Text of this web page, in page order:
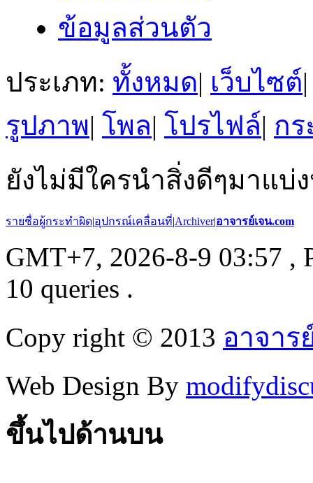
ข้อมูลส่วนตัว
ประเภท: ทั้งหมด| เว็บไซต์|
รูปภาพ| โพล| โปรไฟล์| กร
ยังไม่มีใครนำสิ่งดีๆมาแบ่
รายชื่อผู้กระทำผิด|อุปกรณ์เคลื่อนที่|Archiver|อาจารย์เจน.com
GMT+7, 2026-8-9 03:57 ,
10 queries .
Copy right © 2013 อาจาร
Web Design By
ขึ้นไปด้านบน